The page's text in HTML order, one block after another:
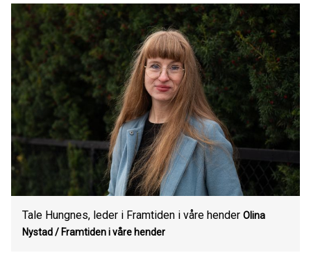
Tale Hungnes, leder i Framtiden i våre hender Olina
Nystad / Framtiden i våre hender